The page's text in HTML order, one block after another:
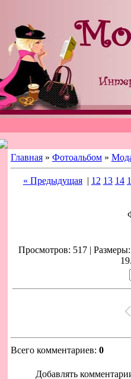
Главная» Фотоальбом»
« Предыдущая| 12 13 14
Просмотров: 517 |
Всего комментариев: 0
Добавлять